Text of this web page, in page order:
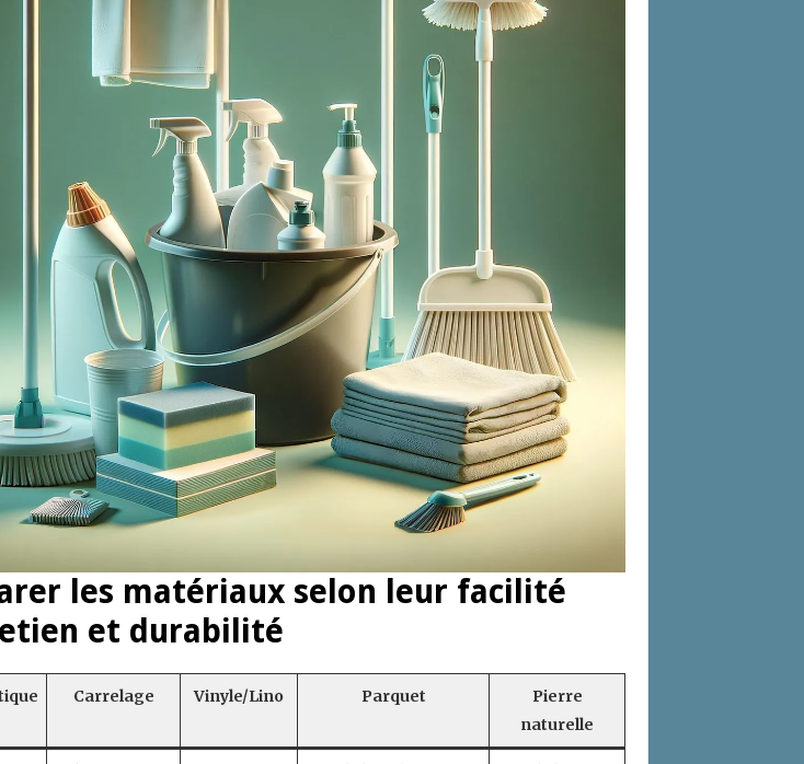
les matériaux selon leur facilité
et durabilité
Carrelage Vinyle/Lino Parquet
Pierre
naturelle